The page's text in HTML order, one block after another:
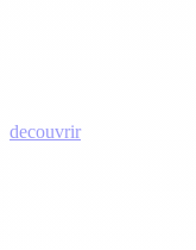
decouvrir